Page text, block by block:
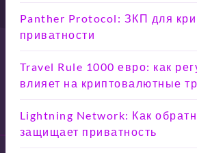
Panther Protocol: ЗКП для
приватности
Travel Rule 1000 евро: как
влияет на криптовалютные
Lightning Network: Как
защищает приватность